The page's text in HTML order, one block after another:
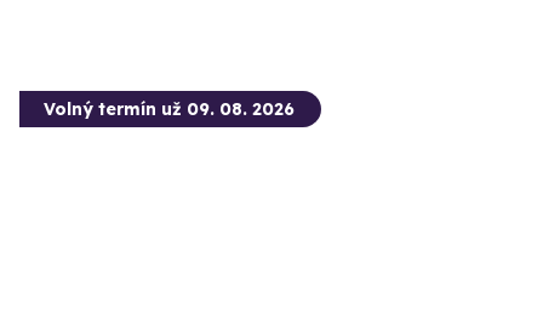
Volný termín už 09. 08. 2026